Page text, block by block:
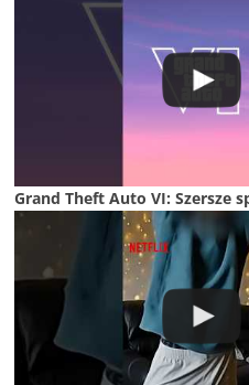
Grand Theft Auto VI: Szersze